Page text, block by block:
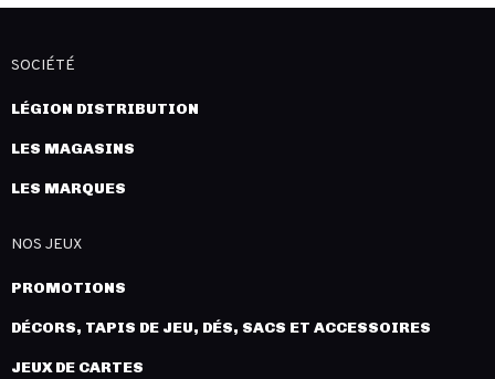
SOCIÉTÉ
LÉGION DISTRIBUTION
LES MAGASINS
LES MARQUES
NOS JEUX
PROMOTIONS
DÉCORS, TAPIS DE JEU, DÉS, SACS ET ACCESSOIRES
JEUX DE CARTES